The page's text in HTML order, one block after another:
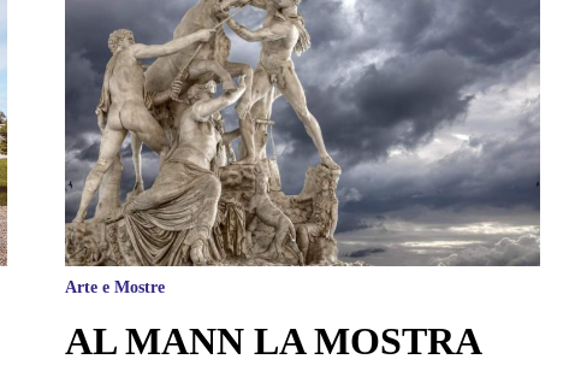
Arte e Mostre
AL MANN LA MOSTRA